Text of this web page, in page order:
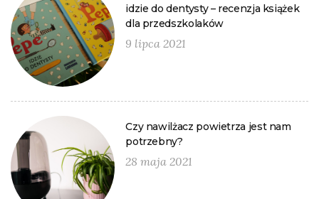
idzie do dentysty – recenzja książek
dla przedszkolaków
9 lipca 2021
Czy nawilżacz powietrza jest nam
potrzebny?
28 maja 2021